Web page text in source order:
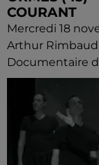
COURANT
Mercredi 18
Arthur Rimbaud
Documentaire